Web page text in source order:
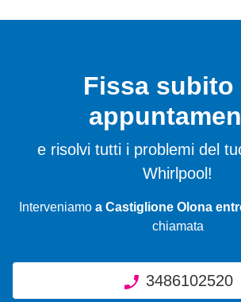
Fissa subito
e risolvi tutti i problemi del
Whirlpool!
Interveniamo a Castiglione Olona
chiamata
3486102520